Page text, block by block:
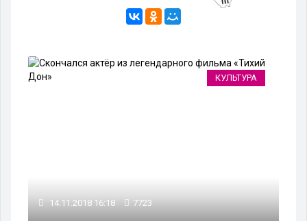
КУЛЬТУРА
14.11.2018 16:18 7723